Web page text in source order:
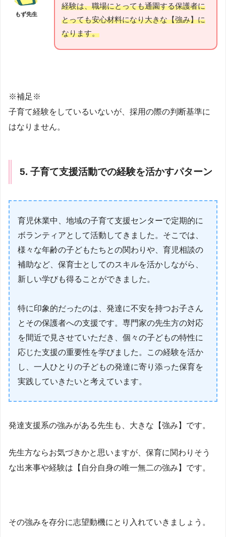
もず先生
経験は、職場にとっても通園する保護者に
とっても安心材料になり大きな【強み】に
なります。
※補足※
子育て経験をしているいないが、採用の際の判断基準に
はなりません。
5. 子育て支援活動での経験を活かすパターン
育児休業中、地域の子育て支援センターで定期的に
ボランティアとして活動してきました。そこでは、
様々な年齢の子どもたちとの関わりや、育児相談の
補助など、保育士としてのスキルを活かしながら、
新しい学びも得ることができました。
特に印象的だったのは、発達に不安を持つお子さん
とその保護者への支援です。専門家の先生方の対応
を間近で見させていただき、個々の子どもの特性に
応じた支援の重要性を学びました。この経験を活か
し、一人ひとりの子どもの発達に寄り添った保育を
実践していきたいと考えています。
発達支援系の強みがある先生も、大きな【強み】です。
先生方ならお気づきかと思いますが、保育に関わりそう
な出来事や経験は【自分自身の唯一無二の強み】です。
その強みを存分に志望動機にとり入れていきましょう。